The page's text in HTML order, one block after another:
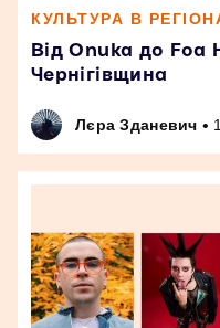
КУЛЬТУРА В
Від Onuka до Foa
Чернігівщина
Лєра Зданевич •